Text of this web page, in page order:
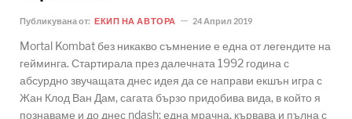
Публикувана от: ЕКИП НА АВТОРА 24 Април 2019
Mortal Kombat без никакво съмнение е една от легендите на
гейминга. Стартирала през далечната 1992 година с
абсурдно звучащата днес идея да се направи екшън игра с
Жан Клод Ван Дам, сагата бързо придобива вида, в който я
познаваме и до днес ndash; една мрачна, кървава и пълна с